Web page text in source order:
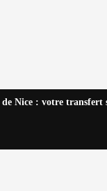
Nice : votre transfert